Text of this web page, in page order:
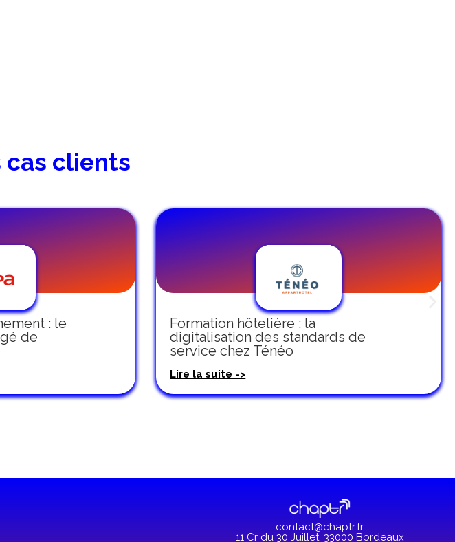
cas clients
: le
de
Formation hôtelière : la
digitalisation des standards de
service chez Ténéo
Lire la suite ->
contact@chaptr.fr
11 Cr du 30 Juillet, 33000 Bordeaux